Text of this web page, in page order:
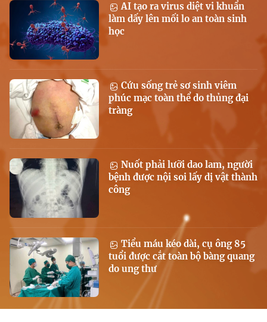
AI tạo ra virus diệt vi khuẩn
làm dấy lên mối lo an toàn sinh
học
Cứu sống trẻ sơ sinh viêm
phúc mạc toàn thể do thủng đại
tràng
Nuốt phải lưỡi dao lam, người
bệnh được nội soi lấy dị vật thành
công
Tiểu máu kéo dài, cụ ông 85
tuổi được cắt toàn bộ bàng quang
do ung thư